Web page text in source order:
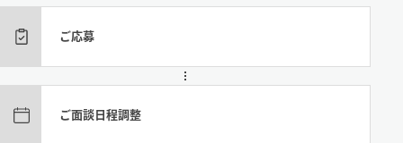
ご応募
ご面談日程調整